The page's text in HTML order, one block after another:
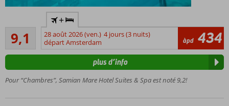
50
mètres
de la
Ambiance
détendue
9,1
Excellente
379
commentaires
+
28 août 2026 (ven.) 4 jours (3 nuits)
départ Amsterdam
àpd 434
Pour “Chambres”, Samian Mare Hotel Suites & Spa est noté 9,2!
plus d’info